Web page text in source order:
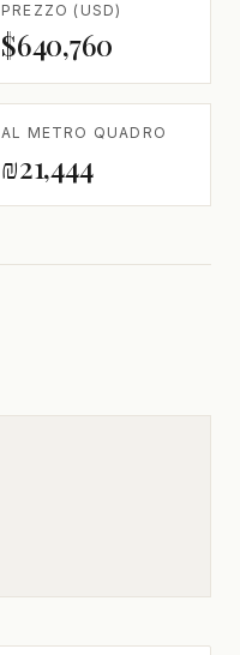
PREZZO (USD)
$640,760
AL METRO QUADRO
₪21,444